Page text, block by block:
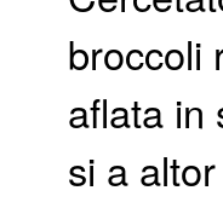
broccoli
aflata in
si a